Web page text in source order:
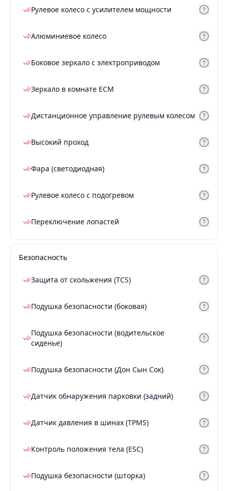
Рулевое колесо с усилителем мощности
Алюминиевое колесо
Боковое зеркало с электроприводом
Зеркало в комнате ECM
Дистанционное управление рулевым колесом
Высокий проход
Фара (светодиодная)
Рулевое колесо с подогревом
Переключение лопастей
Безопасность
Защита от скольжения (TCS)
Подушка безопасности (боковая)
Подушка безопасности (водительское
сиденье)
Подушка безопасности (Дон Сын Сок)
Датчик обнаружения парковки (задний)
Датчик давления в шинах (TPMS)
Контроль положения тела (ESC)
Подушка безопасности (шторка)